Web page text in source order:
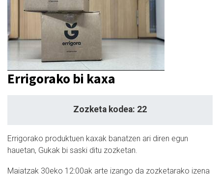
Errigorako bi kaxa
Zozketa kodea: 22
Errigorako produktuen kaxak banatzen ari diren egun
hauetan, Gukak bi saski ditu zozketan.
Maiatzak 30eko 12:00ak arte izango da zozketarako izena